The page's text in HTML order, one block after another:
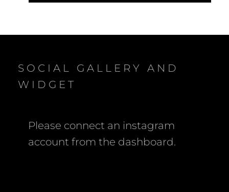
SOCIAL GALLERY AND
WIDGET
Please connect an instagram
account from the dashboard.